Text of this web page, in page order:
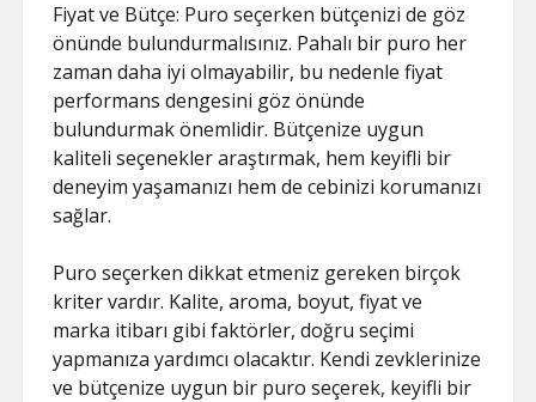
Fiyat ve Bütçe: Puro seçerken bütçenizi de göz
önünde bulundurmalısınız. Pahalı bir puro her
zaman daha iyi olmayabilir, bu nedenle fiyat
performans dengesini göz önünde
bulundurmak önemlidir. Bütçenize uygun
kaliteli seçenekler araştırmak, hem keyifli bir
deneyim yaşamanızı hem de cebinizi korumanızı
sağlar.
Puro seçerken dikkat etmeniz gereken birçok
kriter vardır. Kalite, aroma, boyut, fiyat ve
marka itibarı gibi faktörler, doğru seçimi
yapmanıza yardımcı olacaktır. Kendi zevklerinize
ve bütçenize uygun bir puro seçerek, keyifli bir